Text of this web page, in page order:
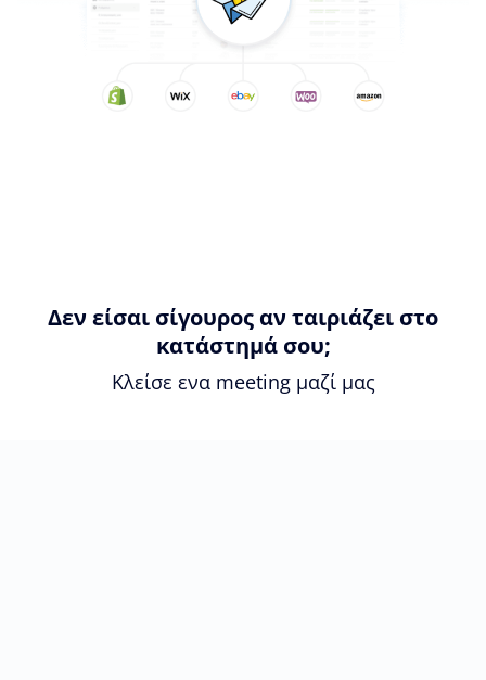
Δεν είσαι σίγουρος αν ταιριάζει στο
κατάστημά σου;
Κλείσε ενα meeting μαζί μας